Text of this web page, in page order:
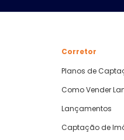
Corretor
Planos de
Como Vender
Lançamentos
Captação de